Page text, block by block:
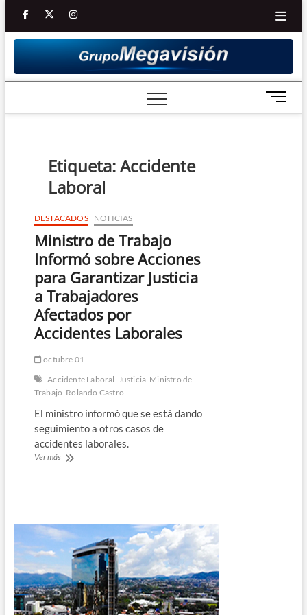
Saltar
contenido
facebooktwitter
Youtube
instagram
B
o
Etiqueta:Accidente
Laboral
DESTACADOS NOTICIAS
Ministro de Trabajo
Informó sobre Acciones
para Garantizar Justicia
a Trabajadores
Afectados por
Accidentes Laborales
octubre 01
Accidente Laboral Justicia Ministro de
Trabajo Rolando Castro
El ministro informó que se está dando
seguimiento a otros casos de
accidentes laborales.
Ver másMinistro
para
Garantizar
Justicia
a
Trabajadores
Afectados
por